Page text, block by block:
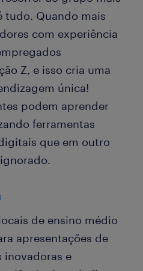
tudo. Quando mais
com experiência
Z, e isso cria uma
única!
podem aprender
ferramentas
que em outro
de ensino médio
apresentações de
inovadoras e